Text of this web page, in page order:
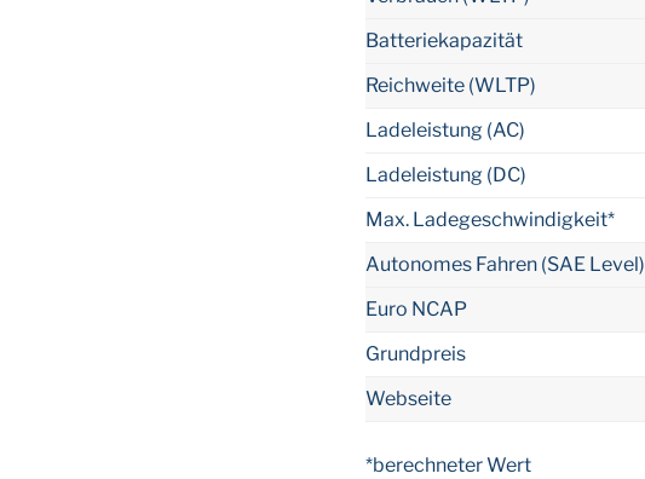
Batteriekapazität
Reichweite (WLTP)
Ladeleistung (AC)
Ladeleistung (DC)
Max. Ladegeschwindigkeit*
Autonomes Fahren (SAE Level)
Euro NCAP
Grundpreis
Webseite
*berechneter Wert